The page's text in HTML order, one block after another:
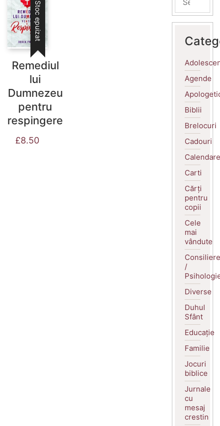
Stoc epuizat
Remediul
lui
Dumnezeu
pentru
respingere
£8.50
Agende
Biblii
Brelocuri
Cadouri
Calendare
Carti
Cărți
pentru
copii
Cele
mai
vândute
Consiliere
/
Diverse
Duhul
Sfânt
Educație
Familie
Jocuri
biblice
Jurnale
cu
mesaj
crestin